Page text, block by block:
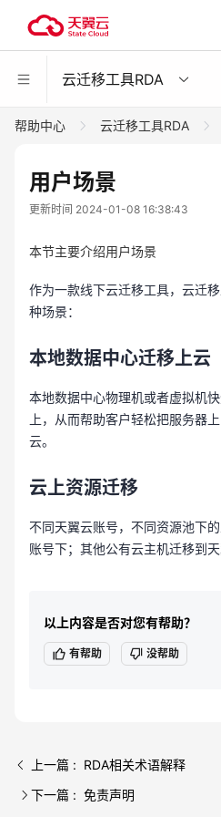
云迁移工具RDA
帮助中心 云迁移工具RDA
用户场景
更新时间 2024-01-08 16:38:43
本节主要介绍用户场景
作为一款线下云迁移工具，云迁
种场景：
本地数据中心迁移上云
本地数据中心物理机或者虚拟机
上，从而帮助客户轻松把服务器
云。
云上资源迁移
不同天翼云账号，不同资源池下
账号下；其他公有云主机迁移到天
以上内容是否对您有帮助？
有帮助 没帮助
上一篇 : RDA相关术语解释
下一篇 : 免责声明